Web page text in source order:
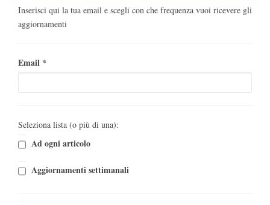
Inserisci qui la tua email e scegli con che frequenza vuoi ricevere gli
aggiornamenti
Email *
Seleziona lista (o più di una):
Ad ogni articolo
Aggiornamenti settimanali